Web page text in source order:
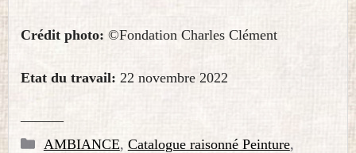
Crédit photo: ©Fondation Charles Clément
Etat du travail: 22 novembre 2022
———
Catégories
AMBIANCE, Catalogue raisonné Peinture,